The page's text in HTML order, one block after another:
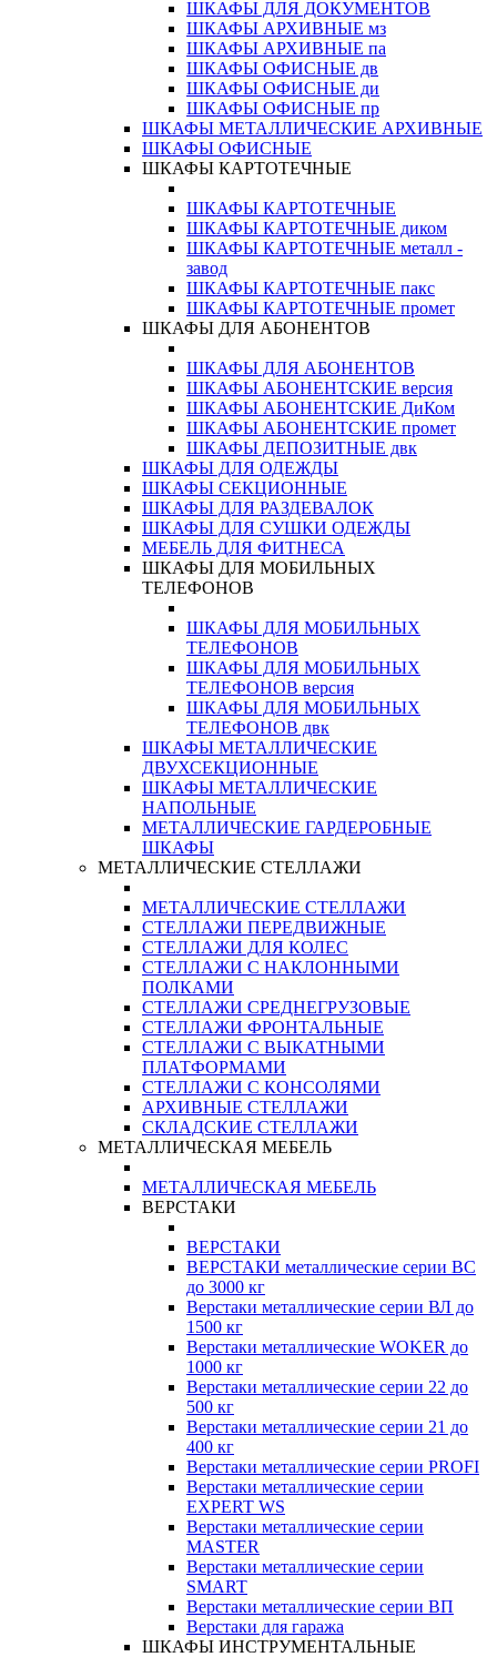
ШКАФЫ ДЛЯ ДОКУМЕНТОВ
ШКАФЫ АРХИВНЫЕ мз
ШКАФЫ АРХИВНЫЕ па
ШКАФЫ ОФИСНЫЕ дв
ШКАФЫ ОФИСНЫЕ ди
ШКАФЫ ОФИСНЫЕ пр
ШКАФЫ МЕТАЛЛИЧЕСКИЕ АРХИВНЫЕ
ШКАФЫ ОФИСНЫЕ
ШКАФЫ КАРТОТЕЧНЫЕ
ШКАФЫ КАРТОТЕЧНЫЕ
ШКАФЫ КАРТОТЕЧНЫЕ диком
ШКАФЫ КАРТОТЕЧНЫЕ металл -
завод
ШКАФЫ КАРТОТЕЧНЫЕ пакс
ШКАФЫ КАРТОТЕЧНЫЕ промет
ШКАФЫ ДЛЯ АБОНЕНТОВ
ШКАФЫ ДЛЯ АБОНЕНТОВ
ШКАФЫ АБОНЕНТСКИЕ версия
ШКАФЫ АБОНЕНТСКИЕ ДиКом
ШКАФЫ АБОНЕНТСКИЕ промет
ШКАФЫ ДЕПОЗИТНЫЕ двк
ШКАФЫ ДЛЯ ОДЕЖДЫ
ШКАФЫ СЕКЦИОННЫЕ
ШКАФЫ ДЛЯ РАЗДЕВАЛОК
ШКАФЫ ДЛЯ СУШКИ ОДЕЖДЫ
МЕБЕЛЬ ДЛЯ ФИТНЕСА
ШКАФЫ ДЛЯ МОБИЛЬНЫХ
ТЕЛЕФОНОВ
ШКАФЫ ДЛЯ МОБИЛЬНЫХ
ТЕЛЕФОНОВ
ШКАФЫ ДЛЯ МОБИЛЬНЫХ
ТЕЛЕФОНОВ версия
ШКАФЫ ДЛЯ МОБИЛЬНЫХ
ТЕЛЕФОНОВ двк
ШКАФЫ МЕТАЛЛИЧЕСКИЕ
ДВУХСЕКЦИОННЫЕ
ШКАФЫ МЕТАЛЛИЧЕСКИЕ
НАПОЛЬНЫЕ
МЕТАЛЛИЧЕСКИЕ ГАРДЕРОБНЫЕ
ШКАФЫ
МЕТАЛЛИЧЕСКИЕ СТЕЛЛАЖИ
МЕТАЛЛИЧЕСКИЕ СТЕЛЛАЖИ
СТЕЛЛАЖИ ПЕРЕДВИЖНЫЕ
СТЕЛЛАЖИ ДЛЯ КОЛЕС
СТЕЛЛАЖИ С НАКЛОННЫМИ
ПОЛКАМИ
СТЕЛЛАЖИ СРЕДНЕГРУЗОВЫЕ
СТЕЛЛАЖИ ФРОНТАЛЬНЫЕ
СТЕЛЛАЖИ С ВЫКАТНЫМИ
ПЛАТФОРМАМИ
СТЕЛЛАЖИ С КОНСОЛЯМИ
АРХИВНЫЕ СТЕЛЛАЖИ
СКЛАДСКИЕ СТЕЛЛАЖИ
МЕТАЛЛИЧЕСКАЯ МЕБЕЛЬ
МЕТАЛЛИЧЕСКАЯ МЕБЕЛЬ
ВЕРСТАКИ
ВЕРСТАКИ
ВЕРСТАКИ металлические серии ВС
до 3000 кг
Верстаки металлические серии ВЛ до
1500 кг
Верстаки металлические WOKER до
1000 кг
Верстаки металлические серии 22 до
500 кг
Верстаки металлические серии 21 до
400 кг
Верстаки металлические серии PROFI
Верстаки металлические серии
EXPERT WS
Верстаки металлические серии
MASTER
Верстаки металлические серии
SMART
Верстаки металлические серии ВП
Верстаки для гаража
ШКАФЫ ИНСТРУМЕНТАЛЬНЫЕ